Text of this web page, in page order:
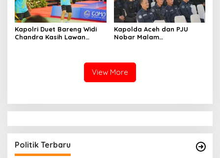
Kapolri Duet Bareng Widi
Chandra Kasih Lawan
Kapolda Aceh dan PJU
Nobar Malam
View More
Politik Terbaru